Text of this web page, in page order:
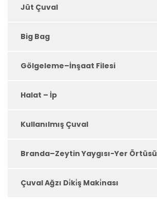
Jüt Çuval
Big Bag
Gölgeleme–İnşaat Filesi
Halat – İp
Kullanılmış Çuval
Branda–Zeytin Yaygısı-Yer Örtüsü
Çuval Ağzı Di̇ki̇ş Maki̇nası